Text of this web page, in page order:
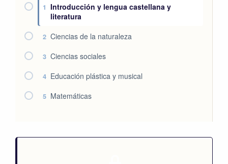
1 Introducción y lengua castellana y
literatura
2 Ciencias de la naturaleza
3 Ciencias sociales
4 Educación plástica y musical
5 Matemáticas